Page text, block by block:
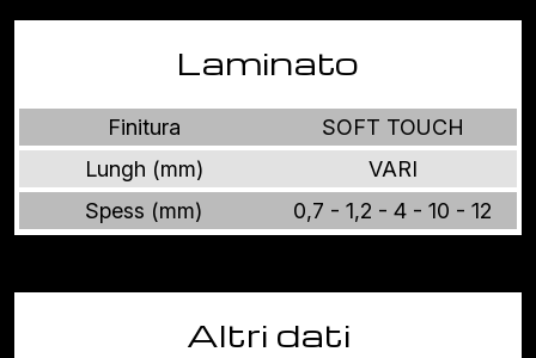
Laminato
Finitura
SOFT TOUCH
Lungh (mm)
VARI
Spess (mm)
0,7 - 1,2 - 4 - 10 - 12
Altri dati